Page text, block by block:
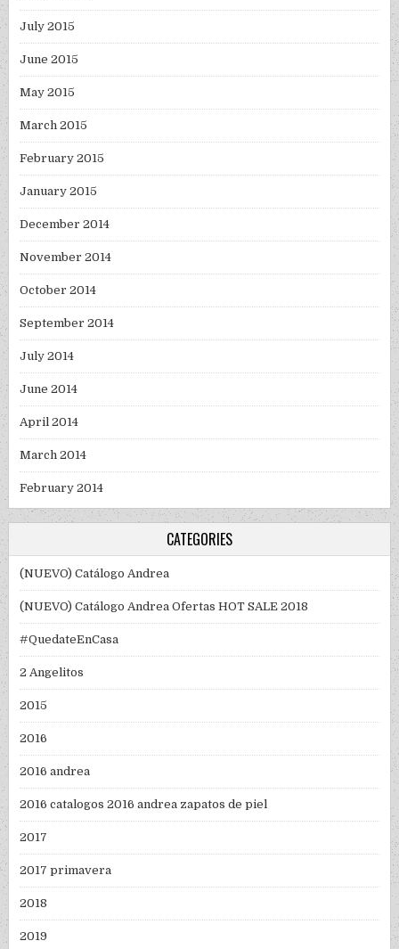
July 2015
June 2015
May 2015
March 2015
February 2015
January 2015
December 2014
November 2014
October 2014
September 2014
July 2014
June 2014
April 2014
March 2014
February 2014
CATEGORIES
(NUEVO) Catálogo Andrea
(NUEVO) Catálogo Andrea Ofertas HOT SALE 2018
#QuedateEnCasa
2 Angelitos
2015
2016
2016 andrea
2016 catalogos 2016 andrea zapatos de piel
2017
2017 primavera
2018
2019